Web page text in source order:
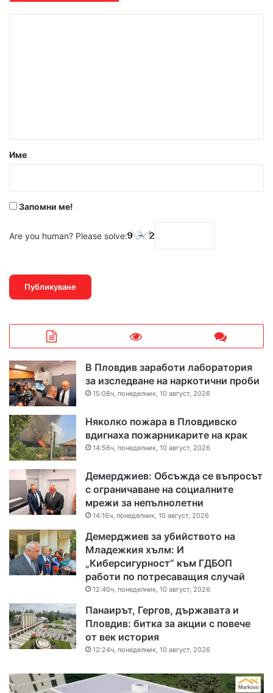
р
Име
Запомни ме!
Are you human? Please solve:
В Пловдив заработи лаборатория
за изследване на наркотични проби
15:08ч, понеделник, 10 август, 2026
Няколко пожара в Пловдивско
вдигнаха пожарникарите на крак
14:56ч, понеделник, 10 август, 2026
Демерджиев: Обсъжда се въпросът
с ограничаване на социалните
мрежи за непълнолетни
14:16ч, понеделник, 10 август, 2026
Демерджиев за убийството на
Младежкия хълм: И
„Киберсигурност“ към ГДБОП
работи по потресаващия случай
12:40ч, понеделник, 10 август, 2026
Панаирът, Гергов, държавата и
Пловдив: битка за акции с повече
от век история
12:24ч, понеделник, 10 август, 2026